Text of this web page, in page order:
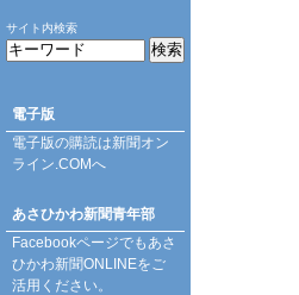
サイト内検索
電子版
電子版の購読は新聞オン
ライン.COMへ
あさひかわ新聞青年部
Facebookページでもあさ
ひかわ新聞ONLINEをご
活用ください。